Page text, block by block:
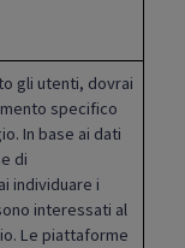
gli utenti, dovrai
specifico
In base ai dati
di
individuare i
interessati al
Le piattaforme